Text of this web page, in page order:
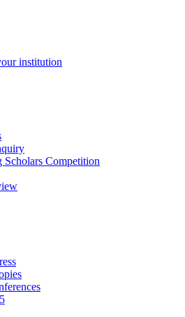
institution
Scholars Competition